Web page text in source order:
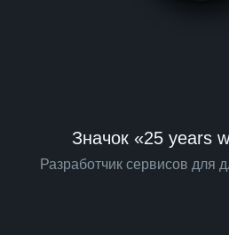
Значок «25 years
Разработчик сервисов для